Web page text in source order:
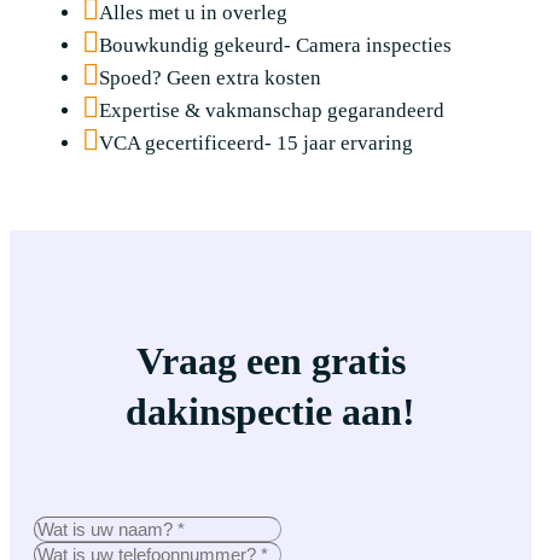
Alles met u in overleg
Bouwkundig gekeurd- Camera inspecties
Spoed? Geen extra kosten
Expertise & vakmanschap gegarandeerd
VCA gecertificeerd- 15 jaar ervaring
Vraag een gratis
dakinspectie aan!